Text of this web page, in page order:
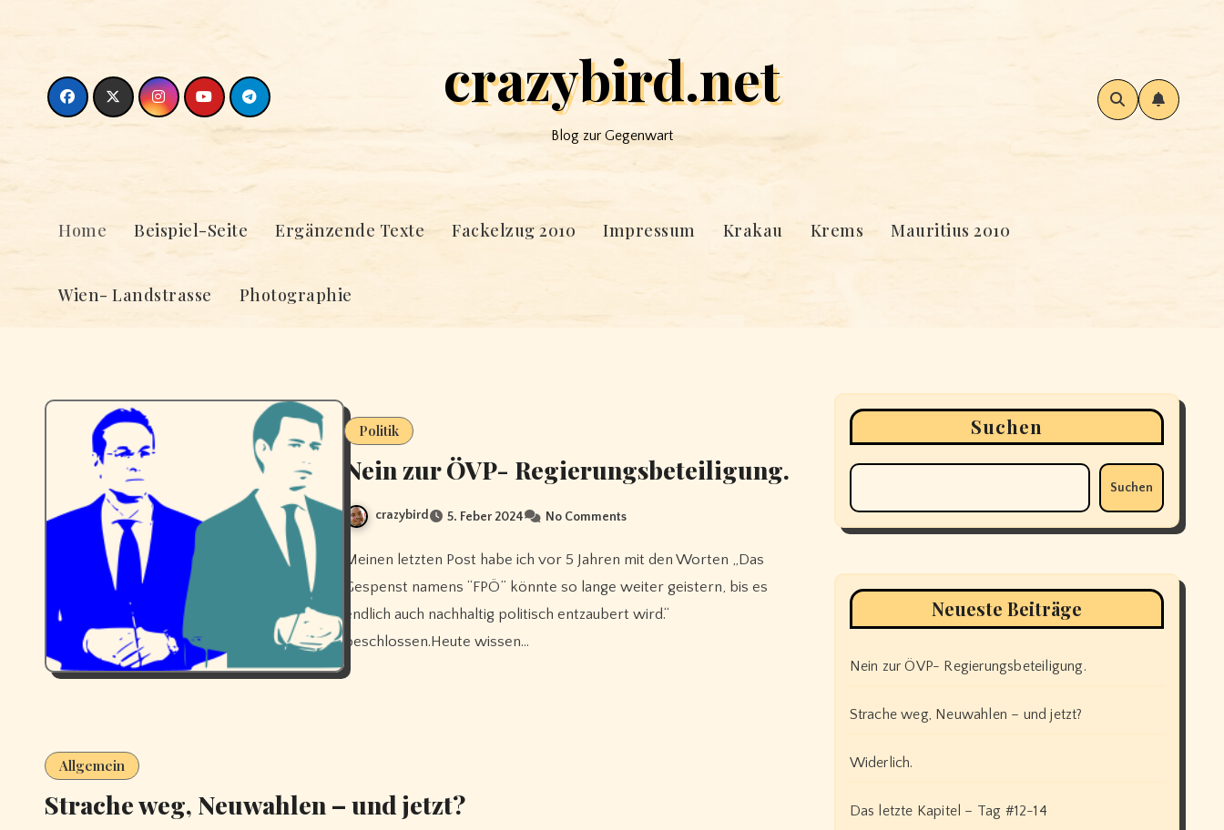
crazybird.net
Blog zur Gegenwart
Home Beispiel-Seite Ergänzende Texte Fackelzug 2010 Impressum Krakau Krems Mauritius 2010
Wien- Landstrasse Photographie
Politik
Nein zur ÖVP- Regierungsbeteiligung.
crazybird 5. Feber 2024 No Comments
Meinen letzten Post habe ich vor 5 Jahren mit den Worten „Das
Gespenst namens “FPÖ” könnte so lange weiter geistern, bis es
endlich auch nachhaltig politisch entzaubert wird.“
beschlossen.Heute wissen…
Allgemein
Strache weg, Neuwahlen – und jetzt?
Suchen
Suchen
Neueste Beiträge
Nein zur ÖVP- Regierungsbeteiligung.
Strache weg, Neuwahlen – und jetzt?
Widerlich.
Das letzte Kapitel – Tag #12-14